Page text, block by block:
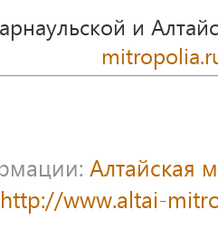
и
Алтайская
http://www.altai-